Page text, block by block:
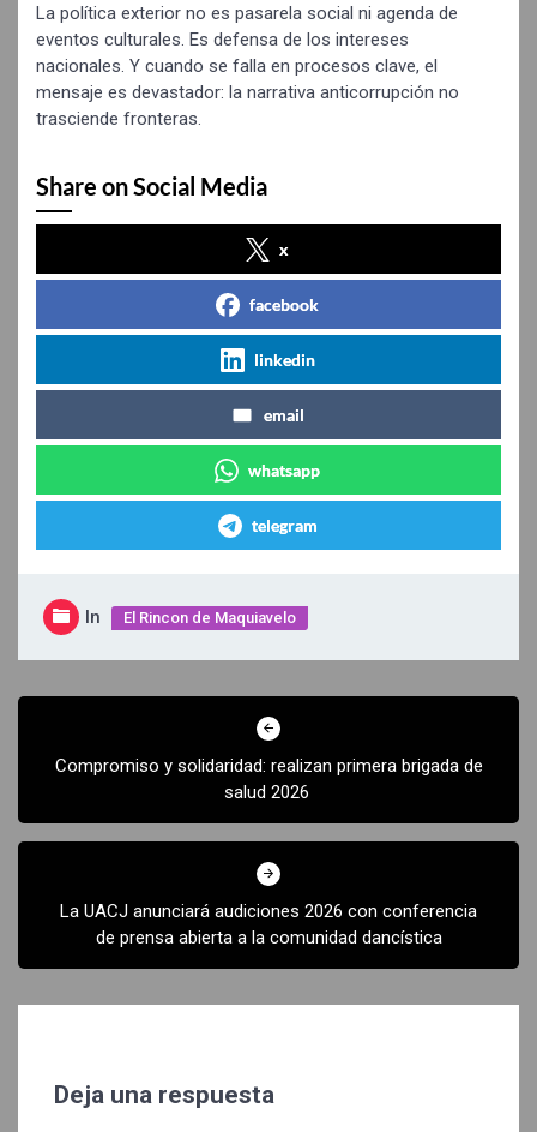
La política exterior no es pasarela social ni agenda de
eventos culturales. Es defensa de los intereses
nacionales. Y cuando se falla en procesos clave, el
mensaje es devastador: la narrativa anticorrupción no
trasciende fronteras.
Share on Social Media
x
facebook
linkedin
email
whatsapp
telegram
In El Rincon de Maquiavelo
Navegación
entradas
Compromiso y solidaridad: realizan primera brigada de
salud 2026
La UACJ anunciará audiciones 2026 con conferencia
de prensa abierta a la comunidad dancística
Deja una respuesta